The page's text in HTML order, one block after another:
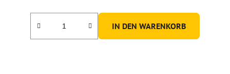
IN DEN WARENKORB